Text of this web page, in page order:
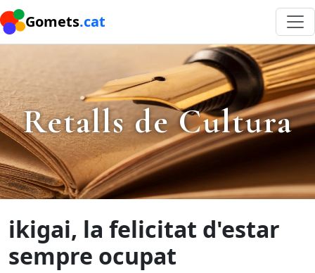
Gomets.cat
Retalls de Cultura
ikigai, la felicitat d'estar
sempre ocupat